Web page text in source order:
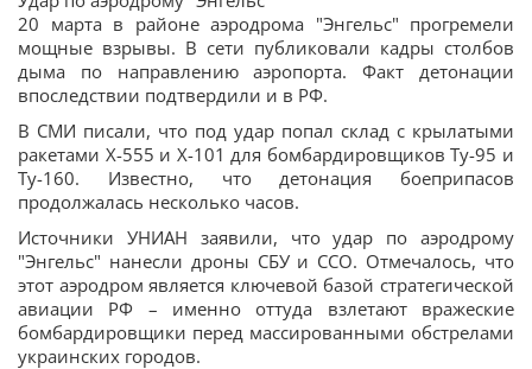
20 марта в районе аэродрома "Энгельс" прогремели
мощные взрывы. В сети публиковали кадры столбов
дыма по направлению аэропорта. Факт детонации
впоследствии подтвердили и в РФ.
В СМИ писали, что под удар попал склад с крылатыми
ракетами Х-555 и Х-101 для бомбардировщиков Ту-95 и
Ту-160. Известно, что детонация боеприпасов
продолжалась несколько часов.
Источники УНИАН заявили, что удар по аэродрому
"Энгельс" нанесли дроны СБУ и ССО. Отмечалось, что
этот аэродром является ключевой базой стратегической
авиации РФ – именно оттуда взлетают вражеские
бомбардировщики перед массированными обстрелами
украинских городов.